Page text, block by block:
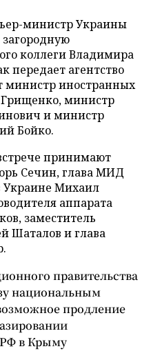
министр Украины
коллеги Владимира
передает агентство
министр иностранных
министр
и министр
Бойко.
принимают
Сечин, глава МИД
Украине Михаил
аппарата
заместитель
Шаталов и глава
правительства
национальным
продление
в Крыму